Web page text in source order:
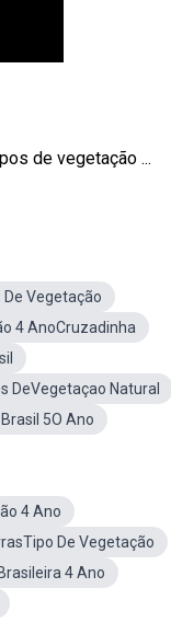
de vegetação ...
Vegetação
4 AnoCruzadinha
DeVegetaçao Natural
5O Ano
4 Ano
De Vegetação
4 Ano